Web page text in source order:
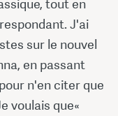
tout en
J'ai
sur le nouvel
en passant
n'en citer que
voulais que«